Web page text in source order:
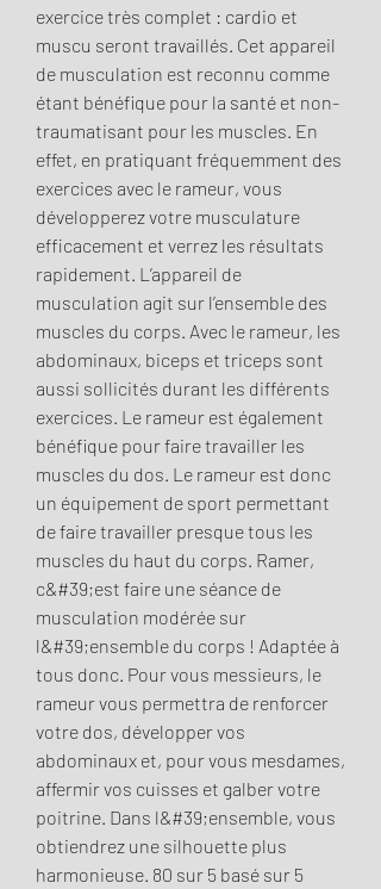
exercice très complet : cardio et
muscu seront travaillés. Cet appareil
de musculation est reconnu comme
étant bénéfique pour la santé et non-
traumatisant pour les muscles. En
effet, en pratiquant fréquemment des
exercices avec le rameur, vous
développerez votre musculature
efficacement et verrez les résultats
rapidement. L’appareil de
musculation agit sur l’ensemble des
muscles du corps. Avec le rameur, les
abdominaux, biceps et triceps sont
aussi sollicités durant les différents
exercices. Le rameur est également
bénéfique pour faire travailler les
muscles du dos. Le rameur est donc
un équipement de sport permettant
de faire travailler presque tous les
muscles du haut du corps. Ramer,
c&#39;est faire une séance de
musculation modérée sur
l&#39;ensemble du corps ! Adaptée à
tous donc. Pour vous messieurs, le
rameur vous permettra de renforcer
votre dos, développer vos
abdominaux et, pour vous mesdames,
affermir vos cuisses et galber votre
poitrine. Dans l&#39;ensemble, vous
obtiendrez une silhouette plus
harmonieuse. 80 sur 5 basé sur 5